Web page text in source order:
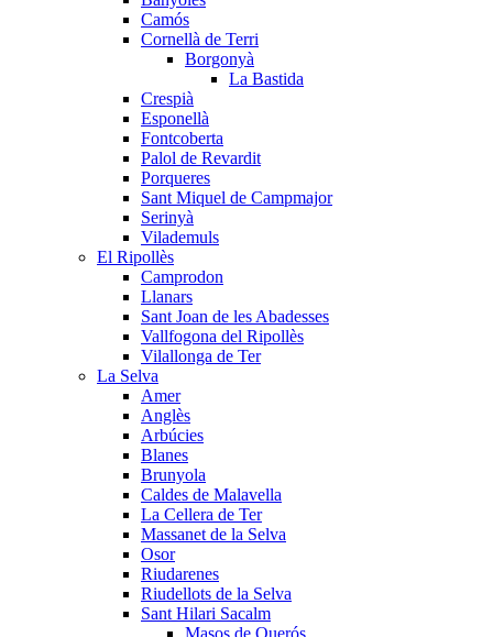
Camós
Cornellà de Terri
Borgonyà
La Bastida
Crespià
Esponellà
Fontcoberta
Palol de Revardit
Porqueres
Sant Miquel de Campmajor
Serinyà
Vilademuls
El Ripollès
Camprodon
Llanars
Sant Joan de les Abadesses
Vallfogona del Ripollès
Vilallonga de Ter
La Selva
Amer
Anglès
Arbúcies
Blanes
Brunyola
Caldes de Malavella
La Cellera de Ter
Massanet de la Selva
Osor
Riudarenes
Riudellots de la Selva
Sant Hilari Sacalm
Masos de Querós